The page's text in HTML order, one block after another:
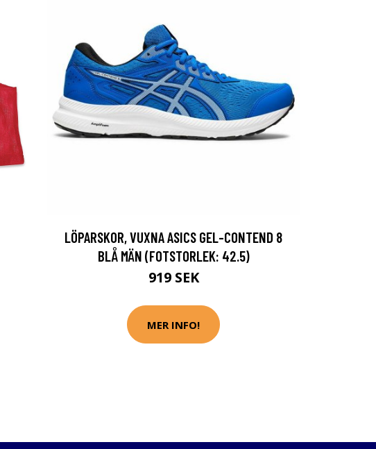
LÖPARSKOR, VUXNA ASICS GEL-CONTEND 8
BLÅ MÄN (FOTSTORLEK: 42.5)
919 SEK
MER INFO!